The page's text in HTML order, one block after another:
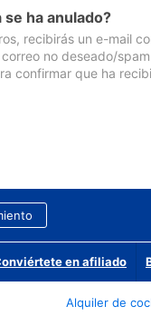
ha anulado?
recibirás un e-mail
no deseado/
confirmar que ha
en afiliado
Alquiler de